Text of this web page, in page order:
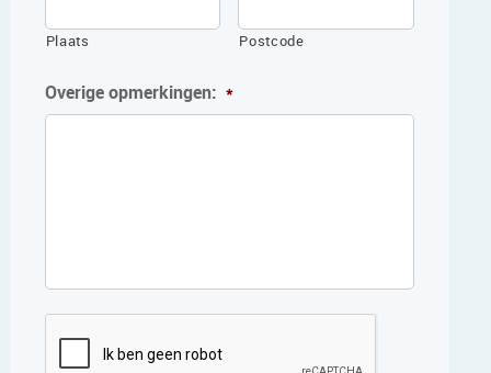
Plaats Postcode
Overige opmerkingen: *
CAPTCHA